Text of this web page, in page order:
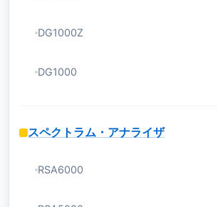
DG1000Z
DG1000
スペクトラム・アナライザ
RSA6000